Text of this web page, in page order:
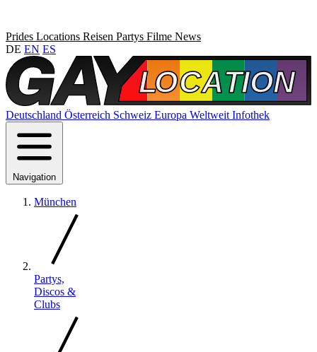
Prides Locations Reisen Partys Filme News
DE EN ES
Deutschland Österreich Schweiz Europa Weltweit Infothek
Navigation
München
Partys,
Discos &
Clubs